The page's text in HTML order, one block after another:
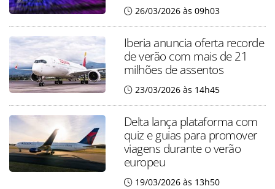
26/03/2026 às 09h03
Iberia anuncia oferta recorde
de verão com mais de 21
milhões de assentos
23/03/2026 às 14h45
Delta lança plataforma com
quiz e guias para promover
viagens durante o verão
europeu
19/03/2026 às 13h50